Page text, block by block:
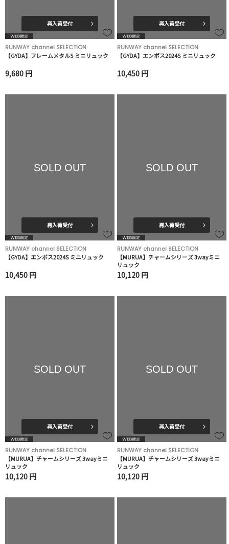
再入荷受付
RUNWAY channel SELECTION
【GYDA】フレームメタルS ミニリュック
9,680 円
再入荷受付
RUNWAY channel SELECTION
【GYDA】エンボス2024S ミニリュック
10,450 円
SOLD OUT
再入荷受付
RUNWAY channel SELECTION
【GYDA】エンボス2024S ミニリュック
10,450 円
SOLD OUT
再入荷受付
RUNWAY channel SELECTION
【MURUA】チャームシリーズ 3wayミニ
リュック
10,120 円
SOLD OUT
再入荷受付
RUNWAY channel SELECTION
【MURUA】チャームシリーズ 3wayミニ
リュック
10,120 円
SOLD OUT
再入荷受付
RUNWAY channel SELECTION
【MURUA】チャームシリーズ 3wayミニ
リュック
10,120 円